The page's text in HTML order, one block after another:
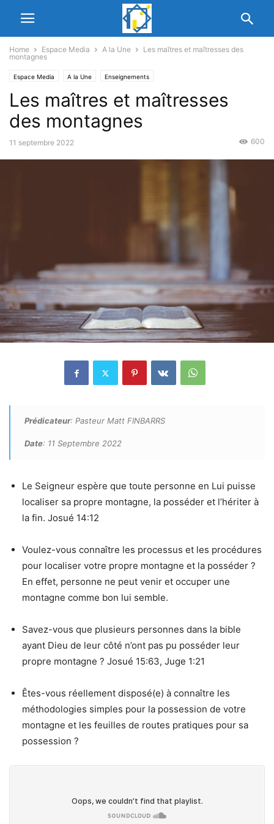
Home Espace Media A la Une
Les maîtres et maîtresses des
montagnes
Espace Media A la Une Enseignements
Les maîtres et maîtresses
des montagnes
11 septembre 2022 600
Prédicateur: Pasteur Matt FINBARRS
Date: 11 Septembre 2022
Le Seigneur espère que toute personne en Lui puisse
localiser sa propre montagne, la posséder et l’hériter à
la fin. Josué 14:12
Voulez-vous connaître les processus et les procédures
pour localiser votre propre montagne et la posséder ?
En effet, personne ne peut venir et occuper une
montagne comme bon lui semble.
Savez-vous que plusieurs personnes dans la bible
ayant Dieu de leur côté n’ont pas pu posséder leur
propre montagne ? Josué 15:63, Juge 1:21
Êtes-vous réellement disposé(e) à connaître les
méthodologies simples pour la possession de votre
montagne et les feuilles de routes pratiques pour sa
possession ?